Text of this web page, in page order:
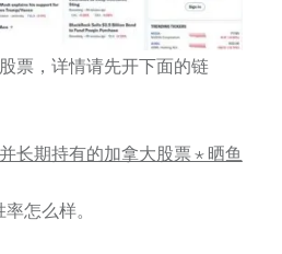
票，详情请先开下面的链
长期持有的加拿大股票 ⋆ 晒鱼
怎么样。